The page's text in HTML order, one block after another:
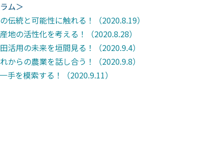
ム＞
統と可能性に触れる！（2020.8.19）
の活性化を考える！（2020.8.28）
用の未来を垣間見る！（2020.9.4）
らの農業を話し合う！（2020.9.8）
を模索する！（2020.9.11）